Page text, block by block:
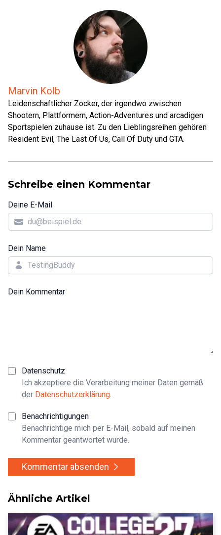
Marvin Kolb
Leidenschaftlicher Zocker, der irgendwo zwischen
Shootern, Plattformern, Action-Adventures und arcadigen
Sportspielen zuhause ist. Zu den Lieblingsreihen gehören
Resident Evil, The Last Of Us, Call Of Duty und GTA.
Schreibe einen Kommentar
Deine E-Mail
Dein Name
Dein Kommentar
Datenschutz
Ich akzeptiere die Verarbeitung meiner Daten gemäß
der Datenschutzerklärung.
Benachrichtigungen
Benachrichtige mich per E-Mail, sobald auf meinen
Kommentar geantwortet wurde.
Kommentar absenden
Ähnliche Artikel